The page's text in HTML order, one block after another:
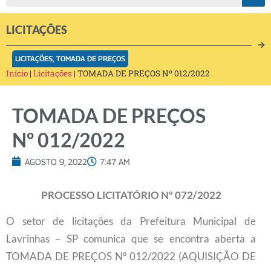
LICITAÇÕES
LICITAÇÕES TOMADA DE PREÇOS
Início | Licitações | TOMADA DE PREÇOS Nº 012/2022
TOMADA DE PREÇOS
Nº 012/2022
AGOSTO 9, 2022 7:47 AM
PROCESSO LICITATÓRIO Nº 072/2022
O setor de licitações da Prefeitura Municipal de
Lavrinhas – SP comunica que se encontra aberta a
TOMADA DE PREÇOS Nº 012/2022 (AQUISIÇÃO DE